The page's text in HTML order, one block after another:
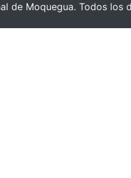
de Moquegua. Todos los